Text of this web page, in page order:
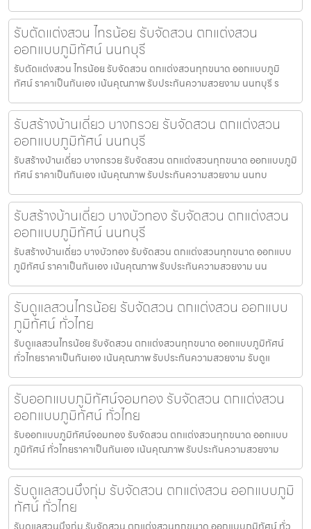
รับตัดแต่งสวน ไทรน้อย รับจัดสวน ตกแต่งสวน
ออกแบบภูมิทัศน์ นนทบุรี
รับตัดแต่งสวน ไทรน้อย รับจัดสวน ตกแต่งสวนทุกขนาด ออกแบบภูมิ
ทัศน์ ราคาเป็นกันเอง เน้นคุณภาพ รับประกันความสวยงาม นนทบุรี ร
รับสร้างบ้านเดี่ยว บางกรวย รับจัดสวน ตกแต่งสวน
ออกแบบภูมิทัศน์ นนทบุรี
รับสร้างบ้านเดี่ยว บางกรวย รับจัดสวน ตกแต่งสวนทุกขนาด ออกแบบภูมิ
ทัศน์ ราคาเป็นกันเอง เน้นคุณภาพ รับประกันความสวยงาม นนทบ
รับสร้างบ้านเดี่ยว บางบัวทอง รับจัดสวน ตกแต่งสวน
ออกแบบภูมิทัศน์ นนทบุรี
รับสร้างบ้านเดี่ยว บางบัวทอง รับจัดสวน ตกแต่งสวนทุกขนาด ออกแบบ
ภูมิทัศน์ ราคาเป็นกันเอง เน้นคุณภาพ รับประกันความสวยงาม นน
รับดูแลสวนไทรน้อย รับจัดสวน ตกแต่งสวน ออกแบบ
ภูมิทัศน์ ทั่วไทย
รับดูแลสวนไทรน้อย รับจัดสวน ตกแต่งสวนทุกขนาด ออกแบบภูมิทัศน์
ทั่วไทยราคาเป็นกันเอง เน้นคุณภาพ รับประกันความสวยงาม รับดูแ
รับออกแบบภูมิทัศน์จอมทอง รับจัดสวน ตกแต่งสวน
ออกแบบภูมิทัศน์ ทั่วไทย
รับออกแบบภูมิทัศน์จอมทอง รับจัดสวน ตกแต่งสวนทุกขนาด ออกแบบ
ภูมิทัศน์ ทั่วไทยราคาเป็นกันเอง เน้นคุณภาพ รับประกันความสวยงาม
รับดูแลสวนบึงกุ่ม รับจัดสวน ตกแต่งสวน ออกแบบภูมิ
ทัศน์ ทั่วไทย